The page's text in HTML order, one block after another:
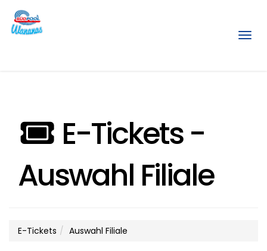
E-Tickets -
Auswahl Filiale
E-Tickets Auswahl Filiale